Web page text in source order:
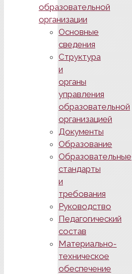
образовательной
организации
Основные
сведения
Структура
и
органы
управления
образовательной
организацией
Документы
Образование
Образовательные
стандарты
и
требования
Руководство
Педагогический
состав
Материально-
техническое
обеспечение